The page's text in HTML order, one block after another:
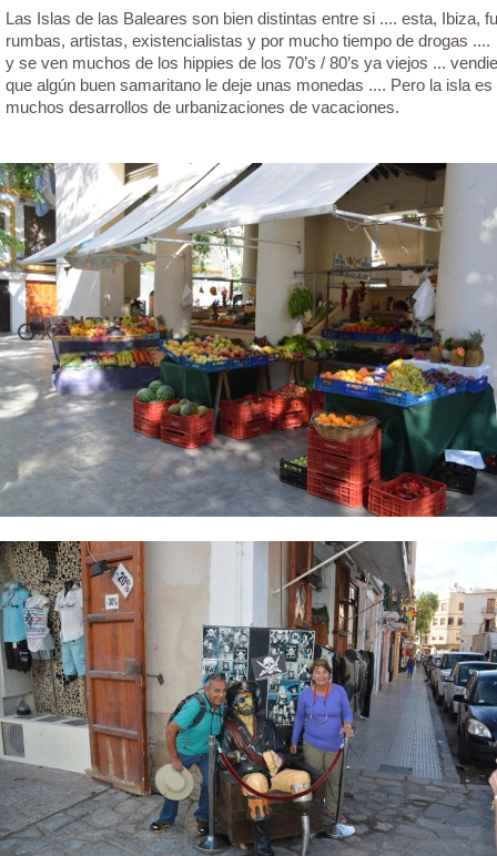
Las Islas de las Baleares son bien distintas entre si .... esta, Ibiza,
rumbas, artistas, existencialistas y por mucho tiempo de drogas
y se ven muchos de los hippies de los 70’s / 80’s ya viejos ...
que algún buen samaritano le deje unas monedas .... Pero la isla
muchos desarrollos de urbanizaciones de vacaciones.